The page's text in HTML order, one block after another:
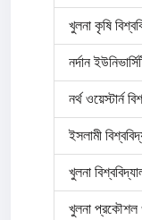
খুলনা কৃষি
নর্দান
নর্থ ওয়েস্টার্ন
ইসলামী
খুলনা
খুলনা প্রকৌশল